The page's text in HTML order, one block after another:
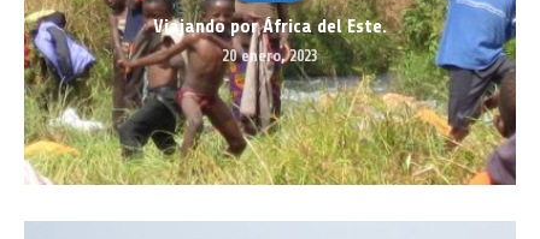
Viajando por África del Este.
20 enero, 2023